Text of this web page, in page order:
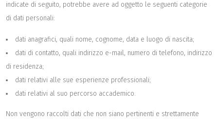
indicate di seguito, potrebbe avere ad oggetto le seguenti categorie
di dati personali:
dati anagrafici, quali nome, cognome, data e luogo di nascita;
dati di contatto, quali indirizzo e-mail, numero di telefono, indirizzo
di residenza;
dati relativi alle sue esperienze professionali;
dati relativi al suo percorso accademico.
Non vengono raccolti dati che non siano pertinenti e strettamente